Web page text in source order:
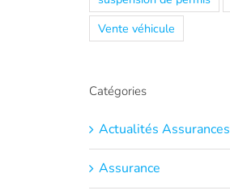
Vente véhicule
Catégories
Actualités Assurances
Assurance